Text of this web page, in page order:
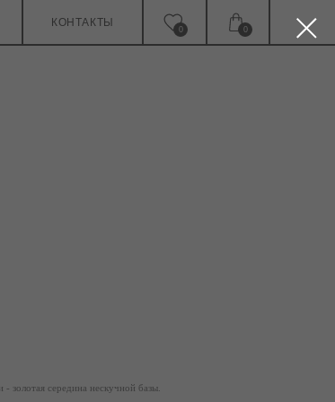
КОНТАКТЫ
0
0
золотая середина нескучной базы.